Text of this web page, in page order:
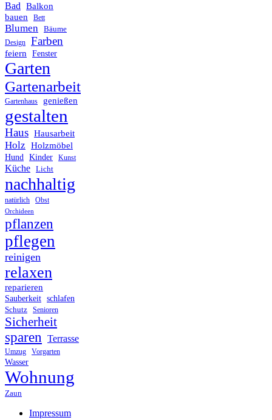
Bad
Balkon
bauen
Bett
Blumen Bäume
Design Farben
feiern Fenster
Garten
Gartenarbeit
Gartenhaus genießen
gestalten
Haus Hausarbeit
Holz Holzmöbel
Hund Kinder Kunst
Küche Licht
nachhaltig
natürlich Obst
Orchideen
pflanzen
pflegen
reinigen
relaxen
reparieren
Sauberkeit schlafen
Schutz Senioren
Sicherheit
sparen Terrasse
Umzug Vorgarten
Wasser
Wohnung
Zaun
Impressum